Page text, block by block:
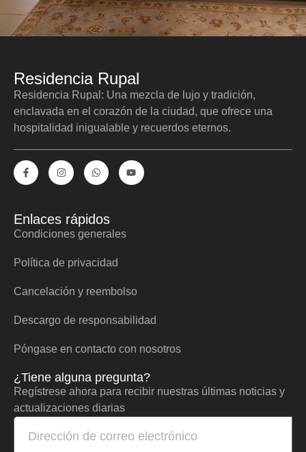
Residencia Rupal
Residencia Rupal: Una mezcla de lujo y tradición,
enclavada en el corazón de la ciudad, que ofrece una
hospitalidad inigualable y recuerdos eternos.
Enlaces rápidos
Condiciones generales
Política de privacidad
Cancelación y reembolso
Descargo de responsabilidad
Póngase en contacto con nosotros
¿Tiene alguna pregunta?
Regístrese ahora para recibir nuestras últimas noticias y
actualizaciones diarias